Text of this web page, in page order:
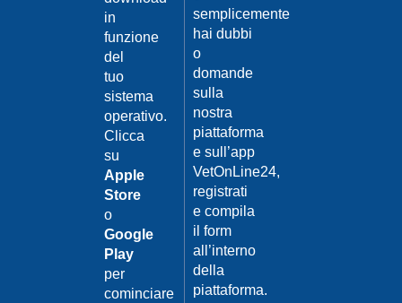
in
funzione
del
tuo
sistema
operativo.
Clicca
su
Apple
Store
o
Google
Play
per
cominciare
semplicemente
hai dubbi
o
domande
sulla
nostra
piattaforma
e sull’app
VetOnLine24,
registrati
e compila
il form
all’interno
della
piattaforma.